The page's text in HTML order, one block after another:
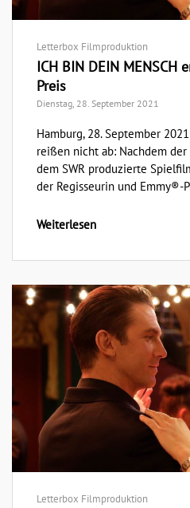
Letterbox Filmproduktion
ICH BIN DEIN MENSCH
Preis
Dienstag, 28. September 2021
Hamburg, 28. September
reißen nicht ab: Nachdem der
dem SWR produzierte
der Regisseurin und Emmy®-
Weiterlesen
Letterbox Filmproduktion